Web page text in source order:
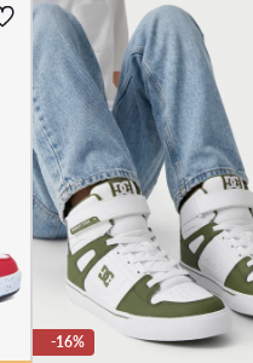
-16%